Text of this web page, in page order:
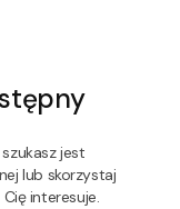
jest
lub skorzystaj
interesuje.